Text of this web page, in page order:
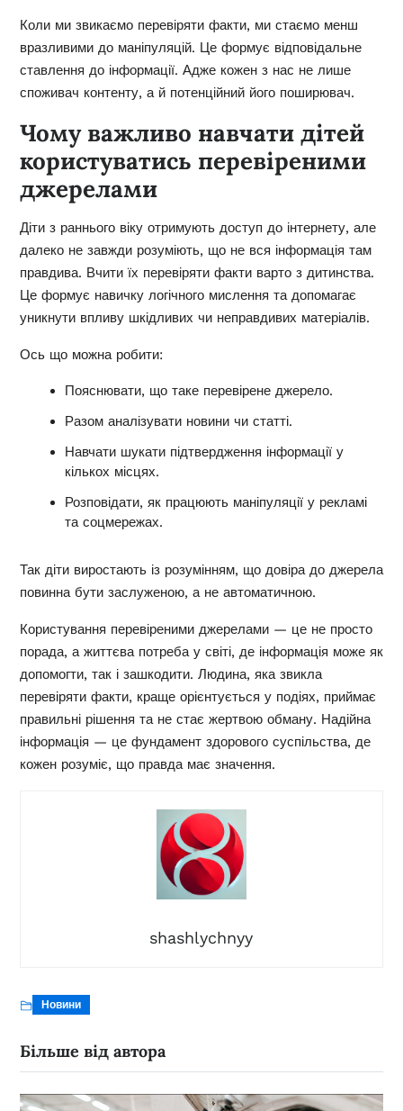
Коли ми звикаємо перевіряти факти, ми стаємо менш
вразливими до маніпуляцій. Це формує відповідальне
ставлення до інформації. Адже кожен з нас не лише
споживач контенту, а й потенційний його поширювач.
Чому важливо навчати дітей
користуватись перевіреними
джерелами
Діти з раннього віку отримують доступ до інтернету, але
далеко не завжди розуміють, що не вся інформація там
правдива. Вчити їх перевіряти факти варто з дитинства.
Це формує навичку логічного мислення та допомагає
уникнути впливу шкідливих чи неправдивих матеріалів.
Ось що можна робити:
Пояснювати, що таке перевірене джерело.
Разом аналізувати новини чи статті.
Навчати шукати підтвердження інформації у
кількох місцях.
Розповідати, як працюють маніпуляції у рекламі
та соцмережах.
Так діти виростають із розумінням, що довіра до джерела
повинна бути заслуженою, а не автоматичною.
Користування перевіреними джерелами — це не просто
порада, а життєва потреба у світі, де інформація може як
допомогти, так і зашкодити. Людина, яка звикла
перевіряти факти, краще орієнтується у подіях, приймає
правильні рішення та не стає жертвою обману. Надійна
інформація — це фундамент здорового суспільства, де
кожен розуміє, що правда має значення.
shashlychnyy
Новини
Більше від автора